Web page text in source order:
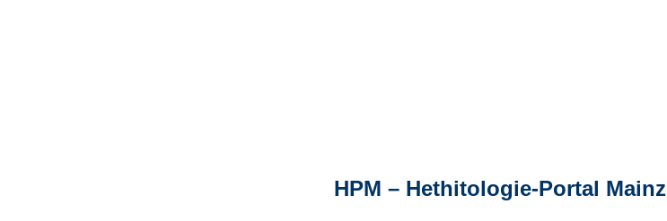
HPM – Hethitologie-Portal Mainz